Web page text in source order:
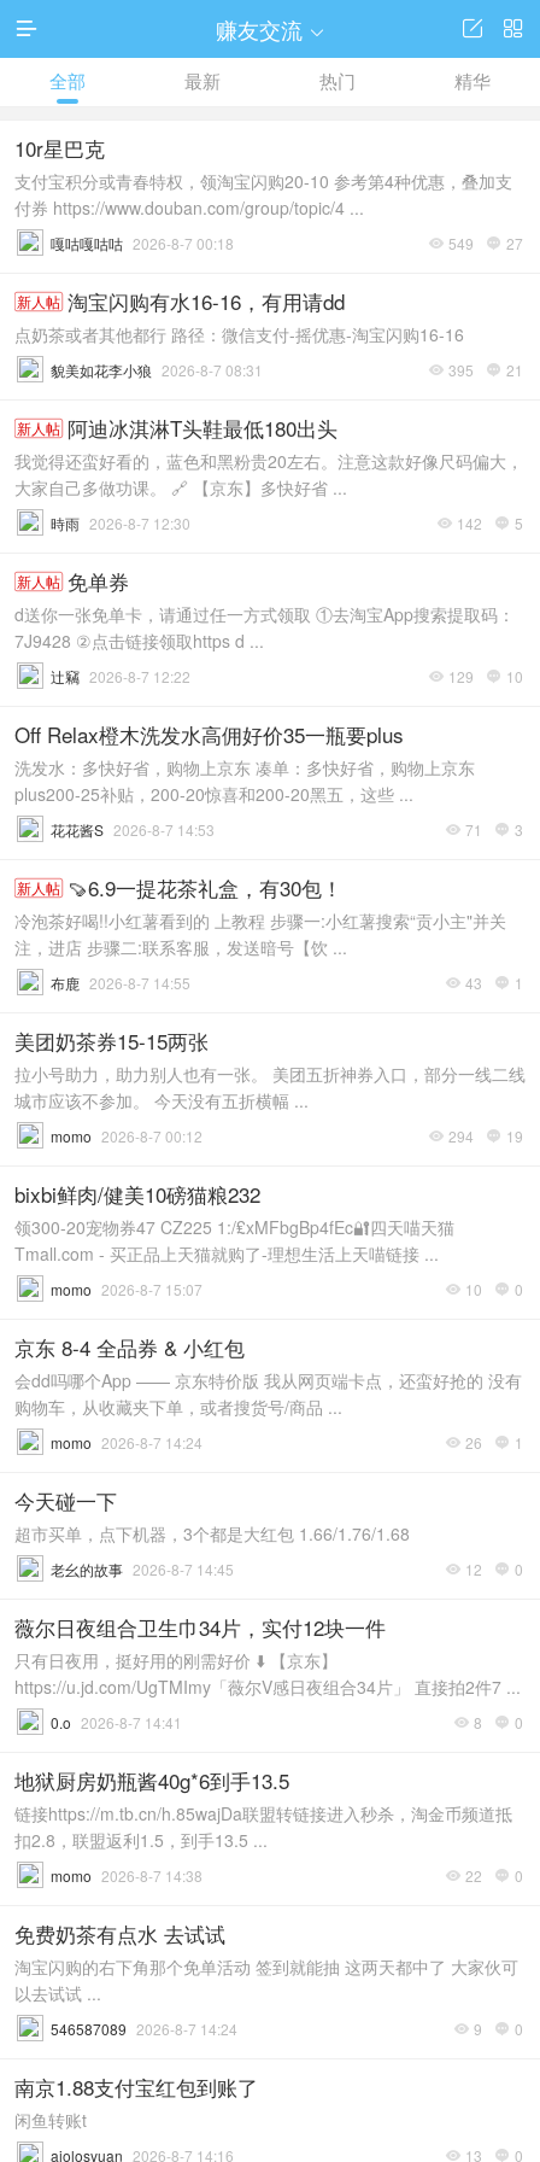
 赚友交流  

全部 最新 热门 精华
10r星巴克
支付宝积分或青春特权，领淘宝闪购20-10 参考第4种优惠，叠加支
付券 https://www.douban.com/group/topic/4 ...
 549  27
嘎咕嘎咕咕 2026-8-7 00:18
新人帖 淘宝闪购有水16-16，有用请dd
点奶茶或者其他都行 路径：微信支付-摇优惠-淘宝闪购16-16
 395  21
貌美如花李小狼 2026-8-7 08:31
新人帖 阿迪冰淇淋T头鞋最低180出头
我觉得还蛮好看的，蓝色和黑粉贵20左右。注意这款好像尺码偏大，
大家自己多做功课。 🔗 【京东】多快好省 ...
 142  5
時雨 2026-8-7 12:30
新人帖 免单券
d送你一张免单卡，请通过任一方式领取 ①去淘宝App搜索提取码：
7J9428 ②点击链接领取https d ...
 129  10
辻竊 2026-8-7 12:22
Off Relax橙木洗发水高佣好价35一瓶要plus
洗发水：多快好省，购物上京东 凑单：多快好省，购物上京东
plus200-25补贴，200-20惊喜和200-20黑五，这些 ...
 71  3
花花酱S 2026-8-7 14:53
新人帖 🍠6.9一提花茶礼盒，有30包！
冷泡茶好喝!!小红薯看到的 上教程 步骤一:小红薯搜索“贡小主"并关
注，进店 步骤二:联系客服，发送暗号【饮 ...
 43  1
布鹿 2026-8-7 14:55
美团奶茶券15-15两张
拉小号助力，助力别人也有一张。 美团五折神券入口，部分一线二线
城市应该不参加。 今天没有五折横幅 ...
 294  19
momo 2026-8-7 00:12
bixbi鲜肉/健美10磅猫粮232
领300-20宠物券47 CZ225 1:/₤xMFbgBp4fEc🔐四天喵天猫
Tmall.com - 买正品上天猫就购了-理想生活上天喵链接 ...
 10  0
momo 2026-8-7 15:07
京东 8-4 全品券 & 小红包
会dd吗哪个App —— 京东特价版 我从网页端卡点，还蛮好抢的 没有
购物车，从收藏夹下单，或者搜货号/商品 ...
 26  1
momo 2026-8-7 14:24
今天碰一下
超市买单，点下机器，3个都是大红包 1.66/1.76/1.68
 12  0
老幺的故事 2026-8-7 14:45
薇尔日夜组合卫生巾34片，实付12块一件
只有日夜用，挺好用的刚需好价 ⬇️ 【京东】
https://u.jd.com/UgTMImy「薇尔V感日夜组合34片」 直接拍2件7 ...
 8  0
0.o 2026-8-7 14:41
地狱厨房奶瓶酱40g*6到手13.5
链接https://m.tb.cn/h.85wajDa联盟转链接进入秒杀，淘金币频道抵
扣2.8，联盟返利1.5，到手13.5 ...
 22  0
momo 2026-8-7 14:38
免费奶茶有点水 去试试
淘宝闪购的右下角那个免单活动 签到就能抽 这两天都中了 大家伙可
以去试试 ...
 9  0
546587089 2026-8-7 14:24
南京1.88支付宝红包到账了
闲鱼转账t
 13  0
aiolosyuan 2026-8-7 14:16